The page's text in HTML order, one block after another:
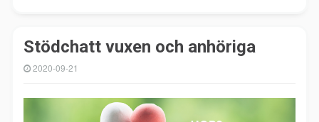
Stödchatt vuxen och anhöriga
2020-09-21